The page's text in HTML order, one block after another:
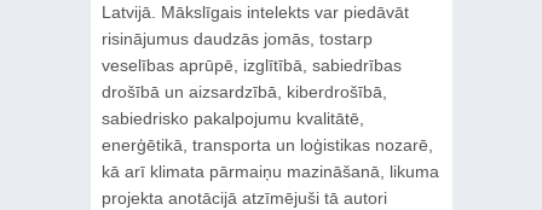
Latvijā. Mākslīgais intelekts var piedāvāt
risinājumus daudzās jomās, tostarp
veselības aprūpē, izglītībā, sabiedrības
drošībā un aizsardzībā, kiberdrošībā,
sabiedrisko pakalpojumu kvalitātē,
enerģētikā, transporta un loģistikas nozarē,
kā arī klimata pārmaiņu mazināšanā, likuma
projekta anotācijā atzīmējuši tā autori